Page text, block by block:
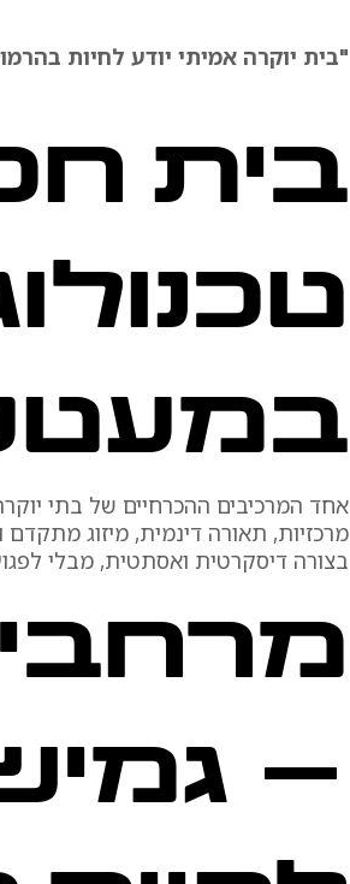
"בית יוקרה אמיתי יודע לחיות
בית
אחד המרכיבים ההכרחיים של בתי
מרכזיות, תאורה דינמית, מיזוג
בצורה דיסקרטית ואסתטית, מבלי
–